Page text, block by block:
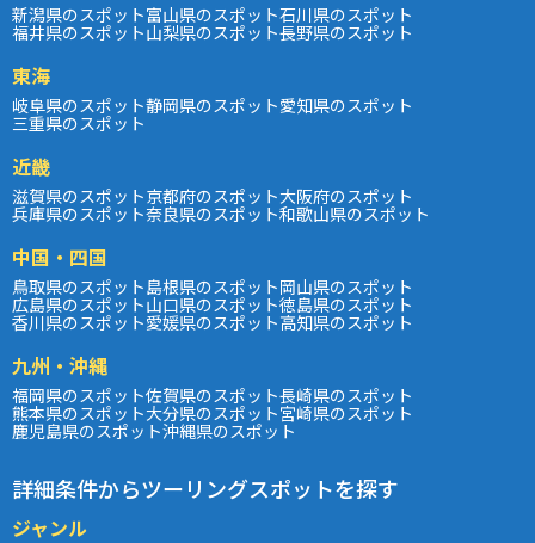
新潟県のスポット富山県のスポット石川県のスポット
福井県のスポット山梨県のスポット長野県のスポット
東海
岐阜県のスポット静岡県のスポット愛知県のスポット
三重県のスポット
近畿
滋賀県のスポット京都府のスポット大阪府のスポット
兵庫県のスポット奈良県のスポット和歌山県のスポット
中国・四国
鳥取県のスポット島根県のスポット岡山県のスポット
広島県のスポット山口県のスポット徳島県のスポット
香川県のスポット愛媛県のスポット高知県のスポット
九州・沖縄
福岡県のスポット佐賀県のスポット長崎県のスポット
熊本県のスポット大分県のスポット宮崎県のスポット
鹿児島県のスポット沖縄県のスポット
詳細条件からツーリングスポットを探す
ジャンル